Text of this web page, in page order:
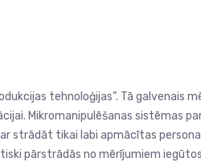
tehnoloģijas”. Tā galvenais
Mikromanipulēšanas sistēmas
strādāt tikai labi apmācītas
pārstrādās no mērījumiem